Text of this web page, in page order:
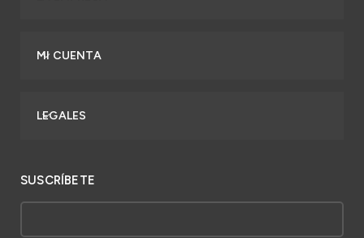
MI CUENTA
LEGALES
SUSCRÍBETE